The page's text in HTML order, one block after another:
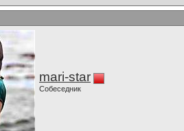
mari-star
Собеседник